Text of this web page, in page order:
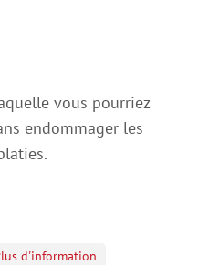
vous pourriez
endommager les
d'information